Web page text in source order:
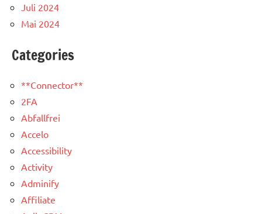
Juli 2024
Mai 2024
Categories
**Connector**
2FA
Abfallfrei
Accelo
Accessibility
Activity
Adminify
Affiliate